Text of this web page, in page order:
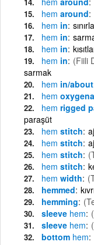
hem around
hem in
hem in
hem in
hem in (Fiili
sarmak
hem in/about
hem
hem rigged
paraşüt
hem stitch
hem stitch
hem stitch
hem stitch
hem width
hemmed
hemming
sleeve hem
sleeve hem
bottom hem